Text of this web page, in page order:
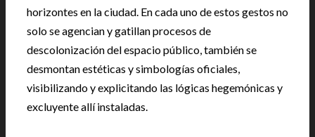
horizontes en la ciudad. En cada uno de estos gestos no
solo se agencian y gatillan procesos de
descolonización del espacio público, también se
desmontan estéticas y simbologías oficiales,
visibilizando y explicitando las lógicas hegemónicas y
excluyente allí instaladas.